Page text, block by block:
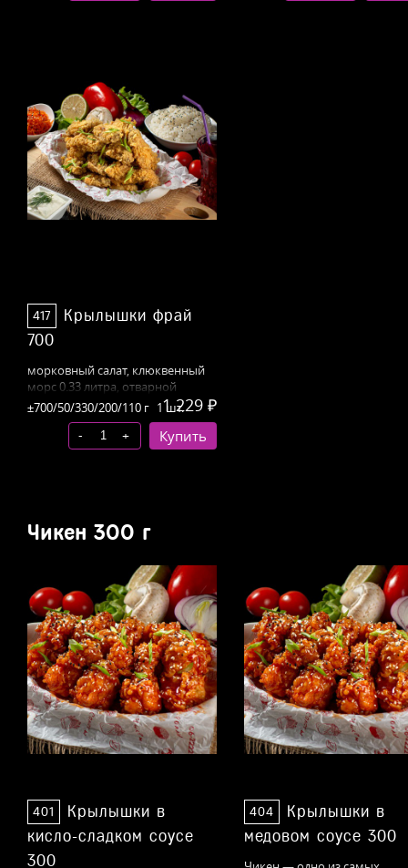
417
Крылышки фрай
700
морковныйсалат, клюквенный
морс 0.33 литра, отварной
рис,соус «розовый»
±700/50/330/200/110 г 1 шт.
1 229 ₽
- + Купить
Чикен 300 г
401
Крылышки в
кисло-сладком соусе
300
404
Крылышки в
медовом соусе 300